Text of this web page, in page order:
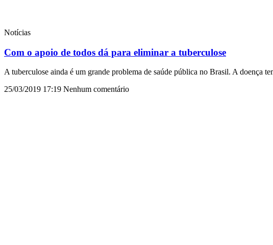
Notícias
Com o apoio de todos dá para eliminar a tuberculose
A tuberculose ainda é um grande problema de saúde pública no Brasil. A doença
25/03/2019 17:19 Nenhum comentário